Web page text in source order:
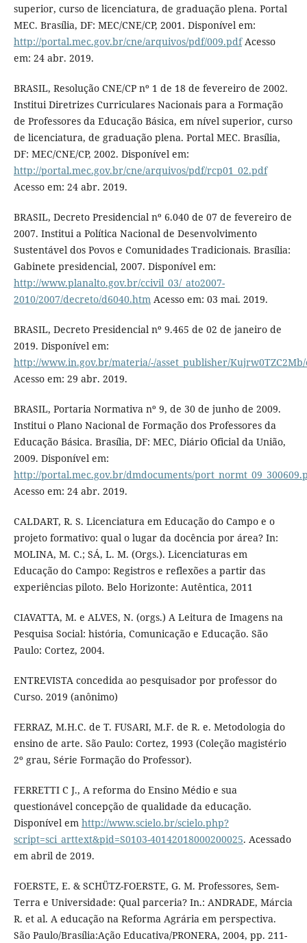
superior, curso de licenciatura, de graduação plena. Portal
MEC. Brasília, DF: MEC/CNE/CP, 2001. Disponível em:
http://portal.mec.gov.br/cne/arquivos/pdf/009.pdfAcesso
em: 24 abr. 2019.
BRASIL, Resolução CNE/CP nº 1 de 18 de fevereiro de 2002.
Institui Diretrizes Curriculares Nacionais para a Formação
de Professores da Educação Básica, em nível superior, curso
de licenciatura, de graduação plena. Portal MEC. Brasília,
DF: MEC/CNE/CP, 2002. Disponível em:
http://portal.mec.gov.br/cne/arquivos/pdf/rcp01_02.pdf
Acesso em: 24 abr. 2019.
BRASIL, Decreto Presidencial nº 6.040 de 07 de fevereiro de
2007. Institui a Política Nacional de Desenvolvimento
Sustentável dos Povos e Comunidades Tradicionais. Brasília:
Gabinete presidencial, 2007. Disponível em:
http://www.planalto.gov.br/ccivil_03/_ato2007-
2010/2007/decreto/d6040.htmAcesso em: 03 mai. 2019.
BRASIL, Decreto Presidencial nº 9.465 de 02 de janeiro de
2019. Disponível em:
http://www.in.gov.br/materia/-/asset_publisher/
Acesso em: 29 abr. 2019.
BRASIL, Portaria Normativa nº 9, de 30 de junho de 2009.
Institui o Plano Nacional de Formação dos Professores da
Educação Básica. Brasília, DF: MEC, Diário Oficial da União,
2009. Disponível em:
http://portal.mec.gov.br/dmdocuments/
Acesso em: 24 abr. 2019.
CALDART, R. S. Licenciatura em Educação do Campo e o
projeto formativo: qual o lugar da docência por área? In:
MOLINA, M. C.; SÁ, L. M. (Orgs.). Licenciaturas em
Educação do Campo: Registros e reflexões a partir das
experiências piloto. Belo Horizonte: Autêntica, 2011
CIAVATTA, M. e ALVES, N. (orgs.) A Leitura de Imagens na
Pesquisa Social: história, Comunicação e Educação. São
Paulo: Cortez, 2004.
ENTREVISTA concedida ao pesquisador por professor do
Curso. 2019 (anônimo)
FERRAZ, M.H.C. de T. FUSARI, M.F. de R. e. Metodologia do
ensino de arte. São Paulo: Cortez, 1993 (Coleção magistério
2º grau, Série Formação do Professor).
FERRETTI C J., A reforma do Ensino Médio e sua
questionável concepção de qualidade da educação.
Disponível em http://www.scielo.br/scielo.php?
script=sci_arttext&pid=S0103-40142018000200025. Acessado
em abril de 2019.
FOERSTE, E. & SCHÜTZ-FOERSTE, G. M. Professores, Sem-
Terra e Universidade: Qual parceria? In.: ANDRADE, Márcia
R. et al. A educação na Reforma Agrária em perspectiva.
São Paulo/Brasília:Ação Educativa/PRONERA, 2004, pp. 211-